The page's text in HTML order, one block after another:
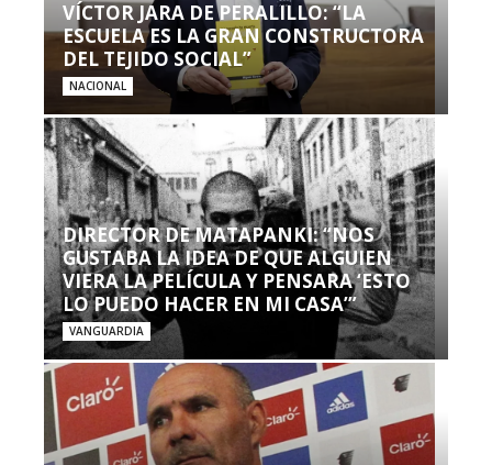
VÍCTOR JARA DE PERALILLO: “LA
ESCUELA ES LA GRAN CONSTRUCTORA
DEL TEJIDO SOCIAL”
NACIONAL
DIRECTOR DE MATAPANKI: “NOS
GUSTABA LA IDEA DE QUE ALGUIEN
VIERA LA PELÍCULA Y PENSARA ‘ESTO
LO PUEDO HACER EN MI CASA’”
VANGUARDIA